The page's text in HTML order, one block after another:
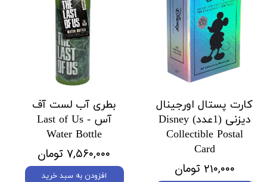
کارت پستال اورجینال
دیزنی (1عدد) Disney
Collectible Postal
Card
۲۱۰,۰۰۰ تومان
بطری آب لست آف
آس Last of Us -
Water Bottle
۷,۵۶۰,۰۰۰ تومان
افزودن به سبد خرید